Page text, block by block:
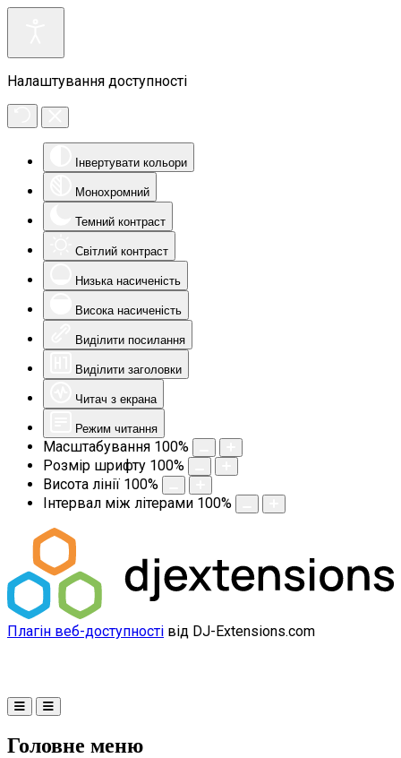
Налаштування доступності
Інвертувати кольори
Монохромний
Темний контраст
Світлий контраст
Низька насиченість
Висока насиченість
Виділити посилання
Виділити заголовки
Читач з екрана
Режим читання
Масштабування 100%
Розмір шрифту 100%
Висота лінії 100%
Інтервал між літерами 100%
Плагін веб-доступності від DJ-Extensions.com
Головне меню